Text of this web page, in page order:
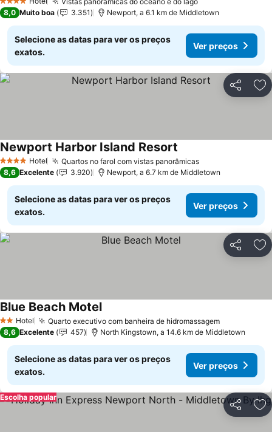
4 Estrelas
8,0 Muito boa 3.351 Newport, a 6.1 km de Middletown
Selecione as datas para ver os preços
exatos.
Ver preços
Partilhar
4 EstrelasHotel Quartos no farol com vistas panorâmicas
Newport Harbor Island Resort
8,6 Excelente 3.920 Newport, a 6.7 km de Middletown
Selecione as datas para ver os preços
exatos.
Ver preços
Partilhar
2 Estrelas
Hotel Quarto executivo com banheira de hidromassagem
Blue Beach Motel
8,6 Excelente 457 North Kingstown, a 14.6 km de Middletown
Selecione as datas para ver os preços
exatos.
Ver preços
Partilhar
Escolha popular